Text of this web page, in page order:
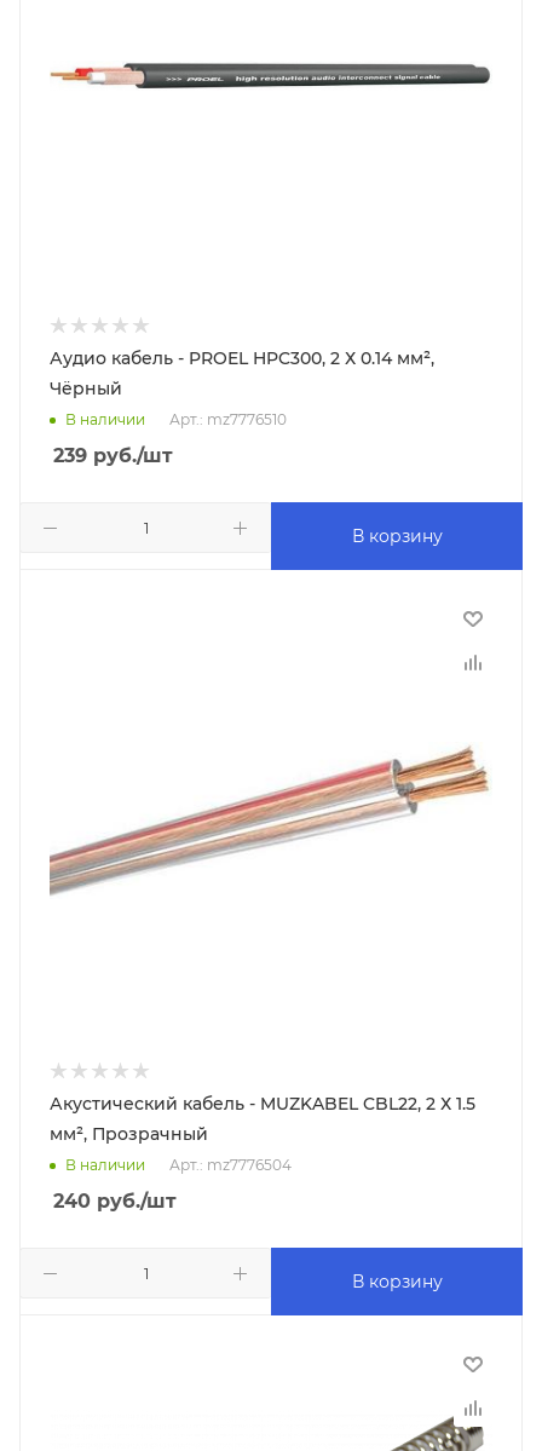
Аудио кабель - PROEL HPC300, 2 Х 0.14 мм²,
Чёрный
В наличии Арт.: mz7776510
239 руб./шт
В корзину
Акустический кабель - MUZKABEL CBL22, 2 Х 1.5
мм², Прозрачный
В наличии Арт.: mz7776504
240 руб./шт
В корзину